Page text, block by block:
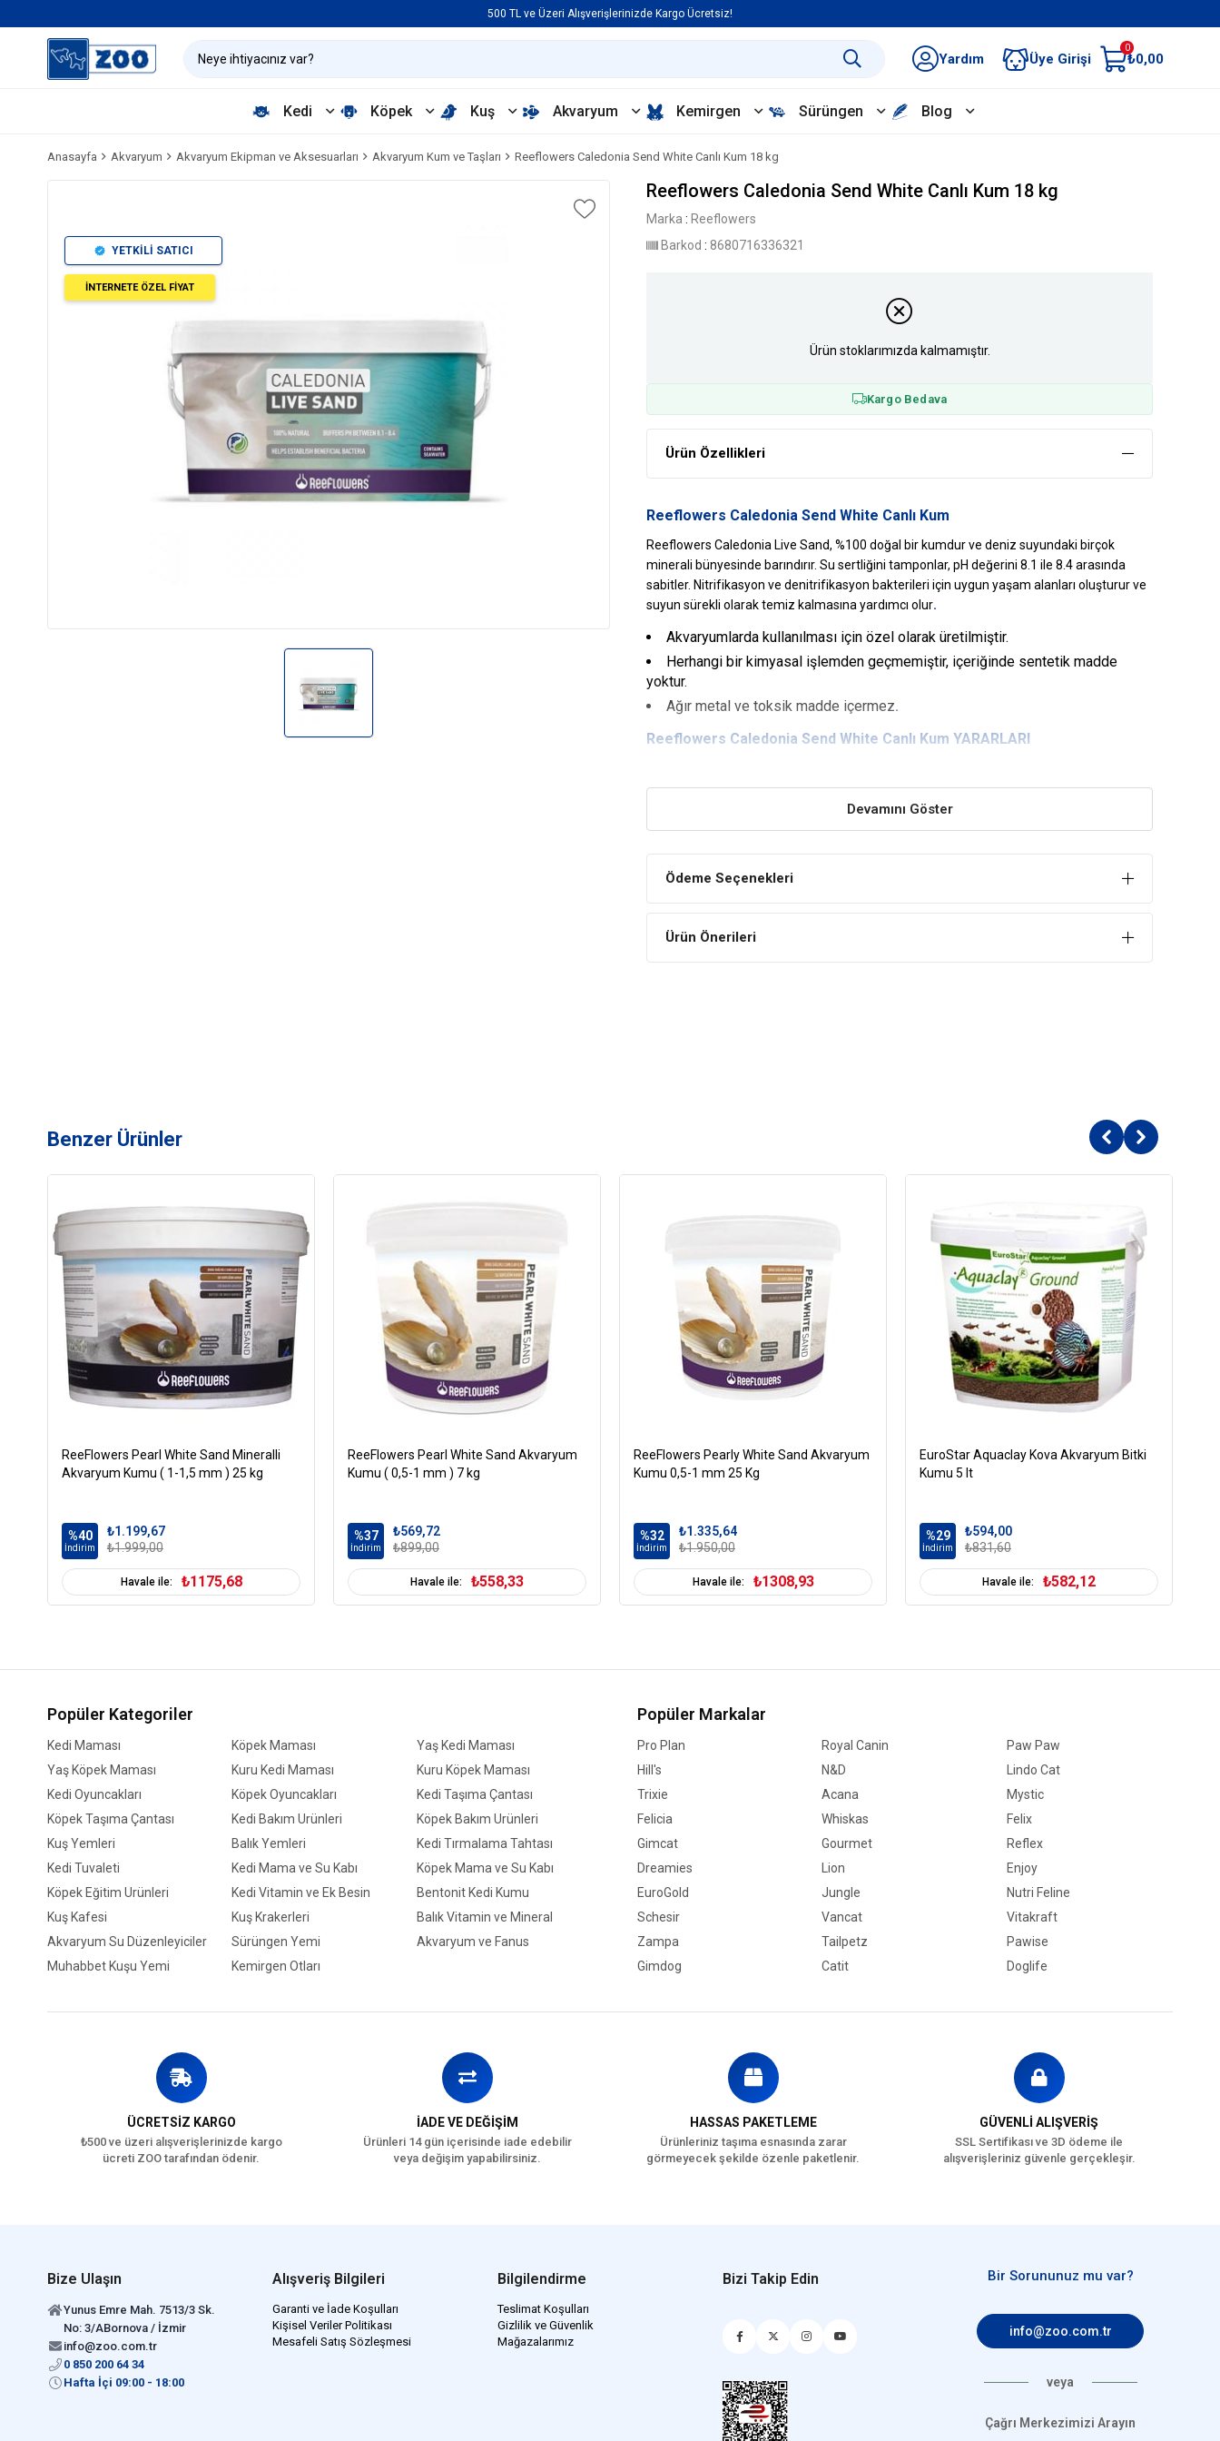
500 TL ve Üzeri Alışverişlerinizde Kargo Ücretsiz!
Yardım Üye Girişi
0
₺0,00
Kedi Köpek Kuş Akvaryum Kemirgen Sürüngen Blog
Anasayfa Akvaryum Akvaryum Ekipman ve Aksesuarları Akvaryum Kum ve Taşları Reeflowers Caledonia Send White Canlı Kum 18 kg
YETKİLİ SATICI
İNTERNETE ÖZEL FİYAT
Reeflowers Caledonia Send White Canlı Kum 18 kg
Marka : Reeflowers
Barkod : 8680716336321
Ürün stoklarımızda kalmamıştır.
Kargo Bedava
Ürün Özellikleri
Reeflowers Caledonia Send White Canlı Kum
Reeflowers Caledonia Live Sand, %100 doğal bir kumdur ve deniz suyundaki birçok
minerali bünyesinde barındırır. Su sertliğini tamponlar, pH değerini 8.1 ile 8.4 arasında
sabitler. Nitrifikasyon ve denitrifikasyon bakterileri için uygun yaşam alanları oluşturur ve
suyun sürekli olarak temiz kalmasına yardımcı olur.
Akvaryumlarda kullanılması için özel olarak üretilmiştir.
Herhangi bir kimyasal işlemden geçmemiştir, içeriğinde sentetik madde
yoktur.
Ağır metal ve toksik madde içermez.
Reeflowers Caledonia Send White Canlı Kum YARARLARI
oluşumunu hızlandırır, canlılarınızın sağlıklı olması için gerekli doğal yaşam ortamının
Devamını Göster
Ödeme Seçenekleri
Ürün Önerileri
Benzer Ürünler
ReeFlowers Pearl White Sand Mineralli
Akvaryum Kumu ( 1-1,5 mm ) 25 kg
%40
İndirim
₺1.199,67
₺1.999,00
Havale ile: ₺1175,68
ReeFlowers Pearl White Sand Akvaryum
Kumu ( 0,5-1 mm ) 7 kg
%37
İndirim
₺569,72
₺899,00
Havale ile: ₺558,33
ReeFlowers Pearly White Sand Akvaryum
Kumu 0,5-1 mm 25 Kg
%32
İndirim
₺1.335,64
₺1.950,00
Havale ile: ₺1308,93
EuroStar Aquaclay Kova Akvaryum Bitki
Kumu 5 lt
%29
İndirim
₺594,00
₺831,60
Havale ile: ₺582,12
Popüler Kategoriler
Kedi Maması Köpek Maması
Yaş Kedi Maması
Yaş Köpek Maması
Kuru Kedi Maması
Kuru Köpek Maması
Kedi Oyuncakları
Köpek Oyuncakları
Kedi Taşıma Çantası
Köpek Taşıma Çantası
Kedi Bakım Ürünleri
Köpek Bakım Ürünleri
Kuş Yemleri
Balık Yemleri
Kedi Tırmalama Tahtası
Kedi Tuvaleti
Kedi Mama ve Su Kabı
Köpek Mama ve Su Kabı
Köpek Eğitim Ürünleri
Kedi Vitamin ve Ek Besin
Bentonit Kedi Kumu
Kuş Kafesi
Kuş Krakerleri
Balık Vitamin ve Mineral
Akvaryum Su Düzenleyiciler
Sürüngen Yemi
Akvaryum ve Fanus
Muhabbet Kuşu Yemi
Kemirgen Otları
Popüler Markalar
Pro Plan Royal Canin
Paw Paw
Hill's
N&D
Lindo Cat
Trixie
Acana
Mystic
Felicia
Whiskas
Felix
Gimcat
Gourmet
Reflex
Dreamies
Lion
Enjoy
EuroGold
Jungle
Nutri Feline
Schesir
Vancat
Vitakraft
Zampa
Tailpetz
Pawise
Gimdog
Catit Doglife
ÜCRETSİZ KARGO
₺500 ve üzeri alışverişlerinizde kargo
ücreti ZOO tarafından ödenir.
İADE VE DEĞİŞİM
Ürünleri 14 gün içerisinde iade edebilir
veya değişim yapabilirsiniz.
HASSAS PAKETLEME
Ürünleriniz taşıma esnasında zarar
görmeyecek şekilde özenle paketlenir.
GÜVENLİ ALIŞVERİŞ
SSL Sertifikası ve 3D ödeme ile
alışverişleriniz güvenle gerçekleşir.
Bize Ulaşın
Yunus Emre Mah. 7513/3 Sk.
No: 3/ABornova / İzmir
info@zoo.com.tr
0 850 200 64 34
Hafta İçi 09:00 - 18:00
Alışveriş Bilgileri
Garanti ve İade Koşulları
Kişisel Veriler Politikası
Mesafeli Satış Sözleşmesi
Bilgilendirme
Teslimat Koşulları
Gizlilik ve Güvenlik
Mağazalarımız
Bizi Takip Edin Bir Sorununuz mu var?
info@zoo.com.tr
veya
Çağrı Merkezimizi Arayın